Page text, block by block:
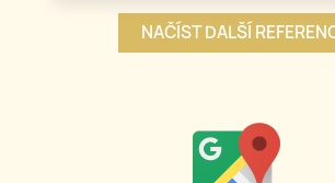
NAČÍST DALŠÍ